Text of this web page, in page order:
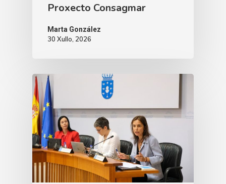
Proxecto Consagmar
Marta González
30 Xullo, 2026